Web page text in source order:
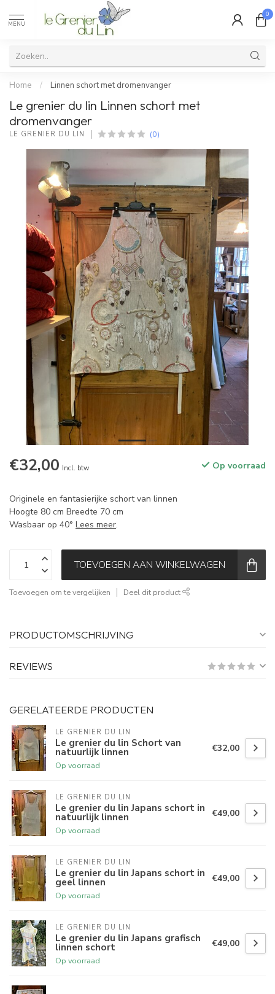
MENU
0
Home / Linnen schort met dromenvanger
Le grenier du lin Linnen schort met
dromenvanger
LE GRENIER DU LIN (0)
€32,00 Incl. btw Op voorraad
Originele en fantasierijke schort van linnen
Hoogte 80 cm Breedte 70 cm
Wasbaar op 40° Lees meer.
TOEVOEGEN AAN WINKELWAGEN
Toevoegen om te vergelijken Deel dit product
PRODUCTOMSCHRIJVING
REVIEWS
GERELATEERDE PRODUCTEN
LE GRENIER DU LIN
Le grenier du lin Schort van
natuurlijk linnen
Op voorraad
€32,00
LE GRENIER DU LIN
Le grenier du lin Japans schort in
natuurlijk linnen
Op voorraad
€49,00
LE GRENIER DU LIN
Le grenier du lin Japans schort in
geel linnen
Op voorraad
€49,00
LE GRENIER DU LIN
Le grenier du lin Japans grafisch
linnen schort
Op voorraad
€49,00